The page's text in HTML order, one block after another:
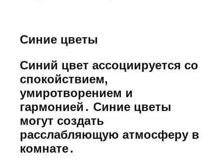
Синие цветы
Синий цвет ассоциируется со
спокойствием,
умиротворением и
гармонией․ Синие цветы
могут создать
расслабляющую атмосферу в
комнате․